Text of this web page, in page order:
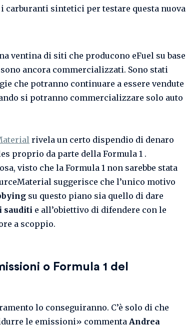
carburanti sintetici per testare questa nuova
ventina di siti che producono eFuel su base
ancora commercializzati. Sono stati
che potranno continuare a essere vendute
si potranno commercializzare solo auto
rivela un certo dispendio di denaro
proprio da parte della Formula 1 .
visto che la Formula 1 non sarebbe stata
suggerisce che l’unico motivo
su questo piano sia quello di dare
sauditi e all’obiettivo di difendere con le
a scoppio.
o Formula 1 del
lo conseguiranno. C’è solo di che
le emissioni» commenta Andrea